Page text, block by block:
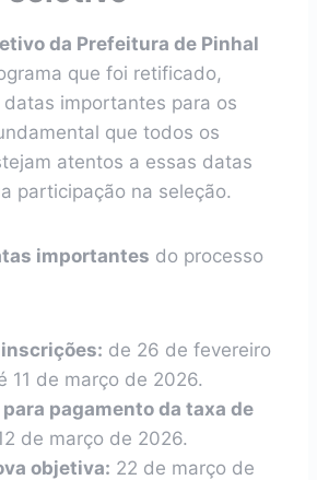
da Prefeitura de Pinhal
que foi retificado,
importantes para os
que todos os
atentos a essas datas
participação na seleção.
importantes do processo
de 26 de fevereiro
11 de março de 2026.
pagamento da taxa de
de março de 2026.
objetiva: 22 de março de